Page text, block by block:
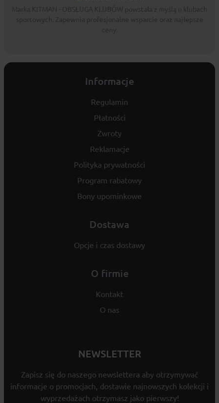
Informacje
Regulamin
Płatności
Zwroty
Reklamacje
Polityka prywatności
Program rabatowy
Bony upominkowe
Dostawa
Opcje i czas dostawy
O firmie
Kontakt
O nas
NEWSLETTER
Zapisz się do naszego newslettera aby otrzymywać
informacje o promocjach, dostawie najnowszych kolekcji i
wyprzedażach otrzymasz jako pierwszy!